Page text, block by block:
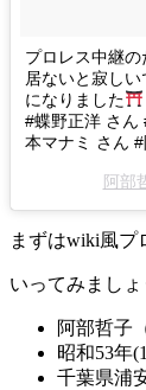
プロレス中継
居ないと寂し
になりました
#蝶野正洋 さん
本マナミ さん
阿部
まずはwiki風プ
いってみましょ
阿部哲子
昭和53年
千葉県浦